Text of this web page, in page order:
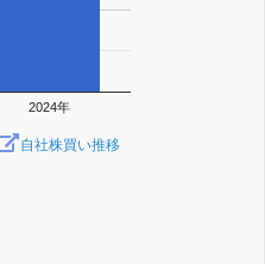
2024年
自社株買い推移